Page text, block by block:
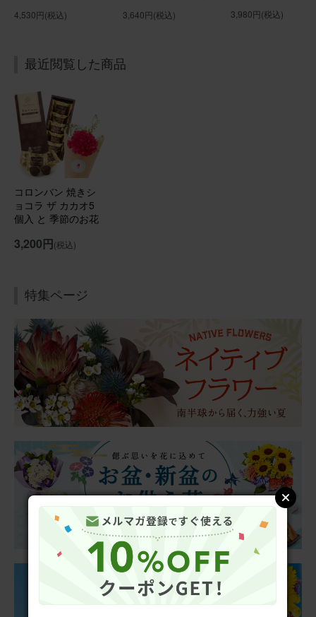
たんじょうびプレゼント
娘のたんじょうびに お菓子と一緒に送れるのが 嬉しかっ
たよ
コロンバン フールセック と 季節のお花ブーケ(3本) Happy
Birthday カード付き
ブルーミーユーザーさん
用途：
自宅用
お菓子と、セットで 買いました。 美味しくいただきまし
コロンバン フールセック と 季節のお花ブーケ(3本)
2025/08/22
ブルーミーユーザーさん 60代
用途：
誕生日
桔梗は仏花でしょう
孫のお誕生日プレゼントだったのですが桔梗とヒペリカム
でした。いつもはカーネーションとかガーベラとか🌹なの
に地味だと思います。
コロンバン フールセック と 季節のお花ブーケ(3本) Happy
Birthday カード付き
youカード付き
4,530円(税込)
ド付き
3,640円(税込) 3,980円(税込)
最近閲覧した商品
コロンバン 焼きシ
ョコラ ザ カカオ5
個入 と 季節のお花
3,200円(税込)
特集ページ